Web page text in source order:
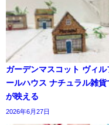
ガーデンマスコット ヴィル
ールハウス ナチュラル雑貨
が映える
2026年6月27日